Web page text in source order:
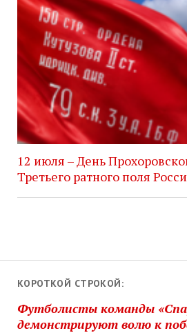
КОРОТКОЙ СТРОКОЙ:
Футболисты команды
демонстрируют волю к
12 июля – День
Третьего ратного поля